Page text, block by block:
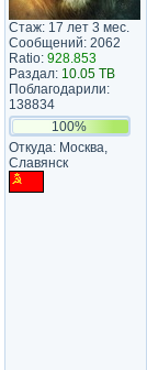
Стаж: 17 лет 3 мес.
Сообщений: 2062
Ratio: 928.853
Раздал: 10.05 TB
Поблагодарили:
138834
100%
Откуда: Москва,
Славянск